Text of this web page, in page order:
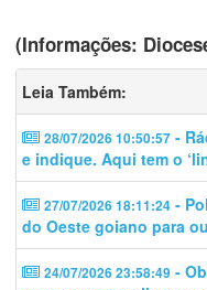
(Informações:
Leia Também:
28/07/2026 10:50:57 -
e indique. Aqui tem o
27/07/2026 18:11:24 -
do Oeste goiano para
24/07/2026 23:58:49 -